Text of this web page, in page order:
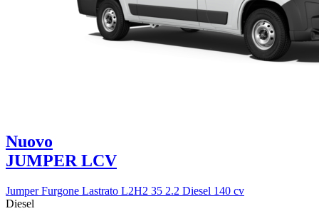
Nuovo
JUMPER LCV
Jumper Furgone Lastrato L2H2 35 2.2 Diesel 140 cv
Diesel